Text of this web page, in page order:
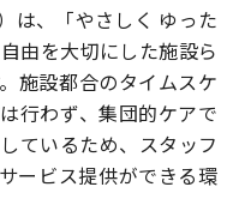
は、「やさしく ゆった
由を大切にした施設ら
施設都合のタイムスケ
行わず、集団的ケアで
ているため、スタッフ
ービス提供ができる環